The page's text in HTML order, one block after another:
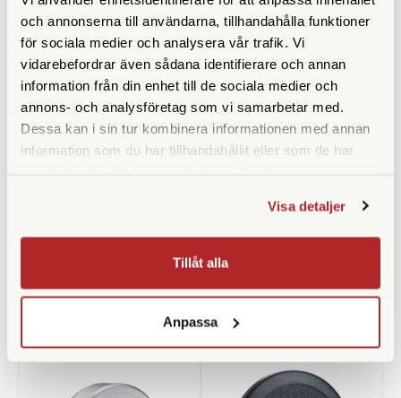
och annonserna till användarna, tillhandahålla funktioner
för sociala medier och analysera vår trafik. Vi
vidarebefordrar även sådana identifierare och annan
information från din enhet till de sociala medier och
annons- och analysföretag som vi samarbetar med.
Dessa kan i sin tur kombinera informationen med annan
information som du har tillhandahållit eller som de har
Visa detaljer
Tillåt alla
Anpassa
Q2, Q3) (19623)
350 SEK
LÄS MER
Leica Objektivlock till Q3 Svart
Finns i lager
590 SEK
KÖP